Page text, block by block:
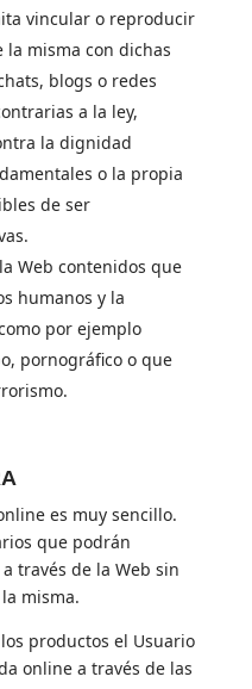
vincular o reproducir
la misma con dichas
blogs o redes
a la ley,
la dignidad
o la propia
de ser
Web contenidos que
humanos y la
por ejemplo
pornográfico o que
es muy sencillo.
que podrán
través de la Web sin
misma.
productos el Usuario
online a través de las